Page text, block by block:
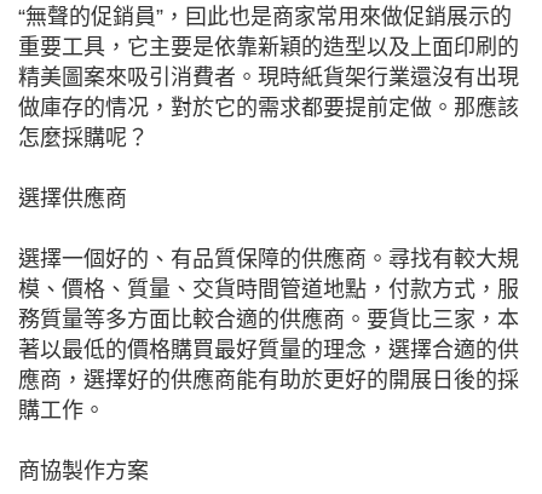
“無聲的促銷員”，囙此也是商家常用來做促銷展示的
重要工具，它主要是依靠新穎的造型以及上面印刷的
精美圖案來吸引消費者。現時紙貨架行業還沒有出現
做庫存的情况，對於它的需求都要提前定做。那應該
怎麼採購呢？
選擇供應商
選擇一個好的、有品質保障的供應商。尋找有較大規
模、價格、質量、交貨時間管道地點，付款方式，服
務質量等多方面比較合適的供應商。要貨比三家，本
著以最低的價格購買最好質量的理念，選擇合適的供
應商，選擇好的供應商能有助於更好的開展日後的採
購工作。
商協製作方案